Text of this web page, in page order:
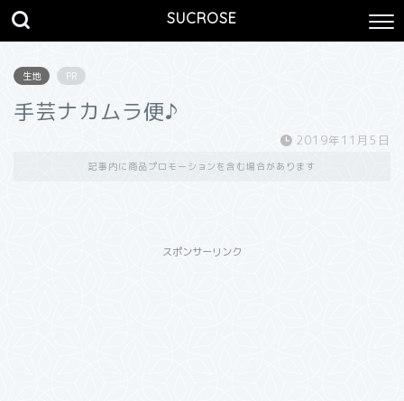
SUCROSE
生地 PR
手芸ナカムラ便♪
2019年11月5日
記事内に商品プロモーションを含む場合があります
スポンサーリンク